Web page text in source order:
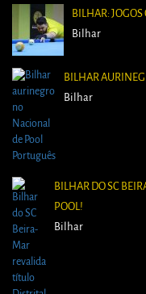
BILHAR:
Bilhar
BILHAR
Bilhar
BILHAR DO SC
POOL!
Bilhar